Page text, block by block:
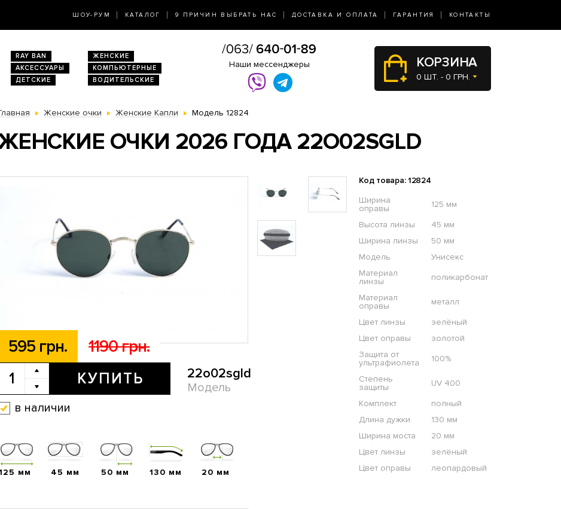
ШОУ-РУМ КАТАЛОГ 9 ПРИЧИН ВЫБРАТЬ НАС ДОСТАВКА И ОПЛАТА ГАРАНТИЯ КОНТАКТЫ
RAY BAN
ЖЕНСКИЕ
АКСЕССУАРЫ
КОМПЬЮТЕРНЫЕ
ДЕТСКИЕ ВОДИТЕЛЬСКИЕ
Наши мессенджеры КОРЗИНА
0 ШТ. - 0 ГРН.
Женские очки Женские Капли Модель 12824
ОЧКИ 2026 ГОДА 22O02SGLD
595 грн. 1190 грн.
КУПИТЬ 22o02sgld
Модель
в наличии
Код товара: 12824
Ширина
оправы
125 мм
Высота линзы
45 мм
Ширина линзы
50 мм
Модель
Унисекс
Материал
линзы
поликарбонат
Материал
оправы
металл
Цвет линзы
зелёный
Цвет оправы
золотой
Защита от
ультрафиолета
100%
Степень
защиты
UV 400
Комплект
полный
Длина дужки
130 мм
Ширина моста
20 мм
Цвет линзы
зелёный
Цвет оправы
леопардовый
мм 45 мм 50 мм 130 мм 20 мм